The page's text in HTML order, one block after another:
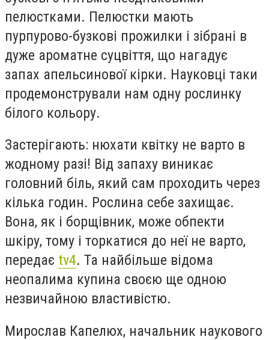
пелюстками. Пелюстки мають
пурпурово-бузкові прожилки і зібрані в
дуже ароматне суцвіття, що нагадує
запах апельсинової кірки. Науковці таки
продемонстрували нам одну рослинку
білого кольору.
Застерігають: нюхати квітку не варто в
жодному разі! Від запаху виникає
головний біль, який сам проходить через
кілька годин. Рослина себе захищає.
Вона, як і борщівник, може обпекти
шкіру, тому і торкатися до неї не варто,
передає tv4. Та найбільше відома
неопалима купина своєю ще одною
незвичайною властивістю.
Мирослав Капелюх, начальник наукового